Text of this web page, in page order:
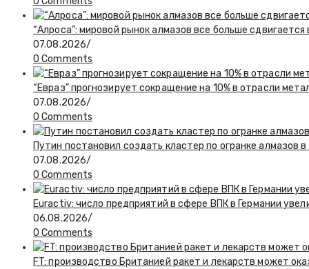
“Алроса”: мировой рынок алмазов все больше
07.08.2026/
0 Comments
“Евраз” прогнозирует сокращение на 10% в отрасли
07.08.2026/
0 Comments
Путин постановил создать кластер по огранке алмазов
07.08.2026/
0 Comments
Euractiv: число предприятий в сфере ВПК в Германии
06.08.2026/
0 Comments
FT: производство Британией ракет и лекарств может